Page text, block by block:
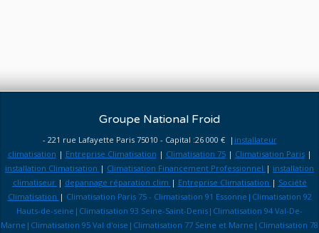
Groupe National Froid
- 221 rue Lafayette Paris 75010 - Capital :26 000 € | installateur
climatisation | Entreprise Climatisation | Climatisation 75| Climatisation Paris|
installation Climatisation | Climatisation Financement Professionnel | installation
climatiseur | depannage réparation clim | Entreprise Climatisation | Société
Climatisation | Climatisation Paris 75 - Climatisation 91 Essonne|Climatisation 92
Hauts-de-seine|Climatisation 93 Seine-Saint-Denis|Climatisation 94 Val-De-
Marne|Climatisation 95 Val d'oise|Climatisation 77 Seine et Marne|Climatisation 78